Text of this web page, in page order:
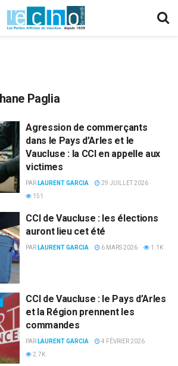
Paglia
Agression de commerçants
dans le Pays d’Arles et le
Vaucluse : la CCI en appelle aux
victimes
PAR LAURENT GARCIA
29 JUILLET 2026
151
CCI de Vaucluse : les élections
auront lieu cet été
PAR LAURENT GARCIA 6 MARS 2026 1.1K
CCI de Vaucluse : le Pays d’Arles
et la Région prennent les
commandes
PAR LAURENT GARCIA
4 FÉVRIER 2026
2.7K